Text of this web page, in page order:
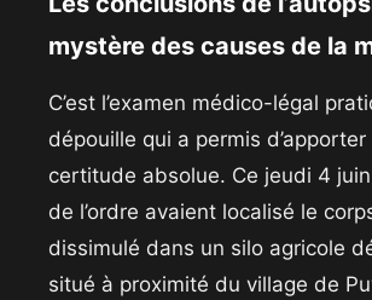
mystère des causes de la
​C’est l’examen médico-légal
dépouille qui a permis
certitude absolue. Ce jeudi 4
de l’ordre avaient localisé le
dissimulé dans un silo agricole
situé à proximité du village de